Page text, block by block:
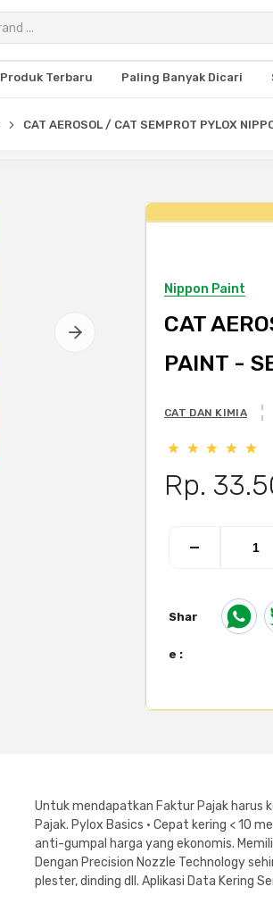
Produk Terbaru Paling Banyak Dicari
CAT AEROSOL / CAT SEMPROT PYLOX
Nippon Paint
CAT
PAINT -
CAT DAN KIMIA
Rp.
Shar
e :
Untuk mendapatkan Faktur Pajak harus
Pajak. Pylox Basics • Cepat kering < 10
anti-gumpal harga yang ekonomis.
Dengan Precision Nozzle Technology
plester, dinding dll. Aplikasi Data Kering